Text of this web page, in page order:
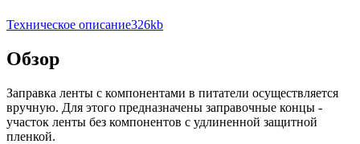
Техническое описание326kb
Обзор
Заправка ленты с компонентами в питатели осуществляется
вручную. Для этого предназначены заправочные концы -
участок ленты без компонентов с удлиненной защитной
пленкой.